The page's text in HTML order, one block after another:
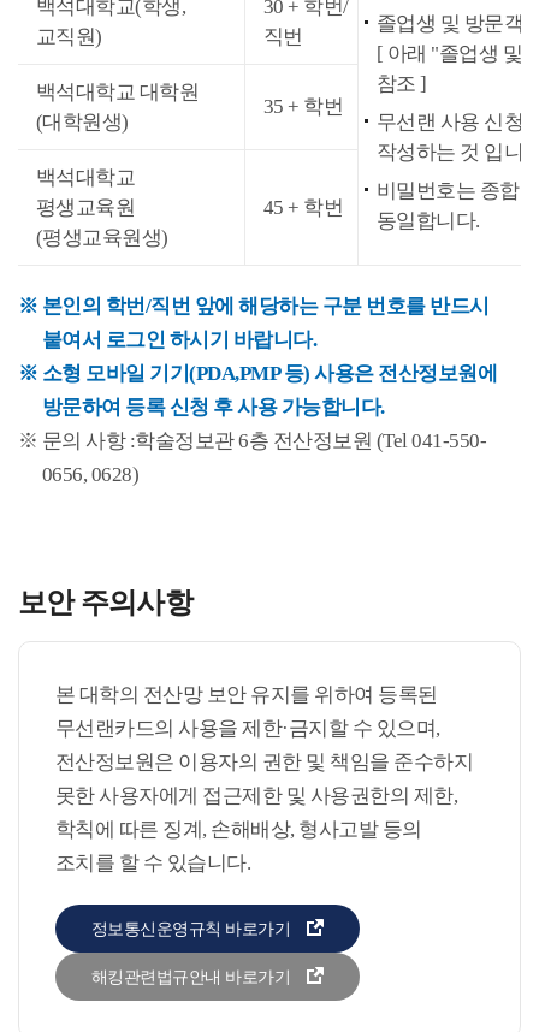
백석대학교(학생,
교직원)
30 + 학번/
직번
졸업생 및 방문객
[ 아래 "졸업생 및
참조 ]
무선랜 사용 신청
작성하는 것 입니
비밀번호는 종합
동일합니다.
백석대학교 대학원
(대학원생)
35 + 학번
백석대학교
평생교육원
(평생교육원생)
45 + 학번
본인의 학번/직번 앞에 해당하는 구분 번호를 반드시
붙여서 로그인 하시기 바랍니다.
소형 모바일 기기(PDA,PMP 등) 사용은 전산정보원에
방문하여 등록 신청 후 사용 가능합니다.
문의 사항 :학술정보관 6층 전산정보원 (Tel 041-550-
0656, 0628)
보안 주의사항
본 대학의 전산망 보안 유지를 위하여 등록된
무선랜카드의 사용을 제한·금지할 수 있으며,
전산정보원은 이용자의 권한 및 책임을 준수하지
못한 사용자에게 접근제한 및 사용권한의 제한,
학칙에 따른 징계, 손해배상, 형사고발 등의
조치를 할 수 있습니다.
정보통신운영규칙 바로가기
해킹관련법규안내 바로가기